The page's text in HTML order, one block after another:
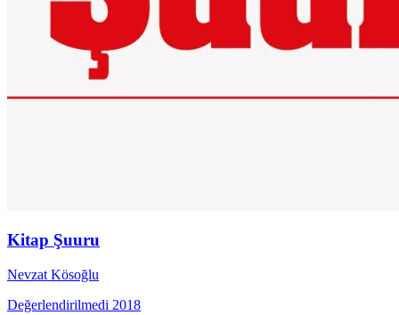
Kitap Şuuru
Nevzat Kösoğlu
Değerlendirilmedi 2018